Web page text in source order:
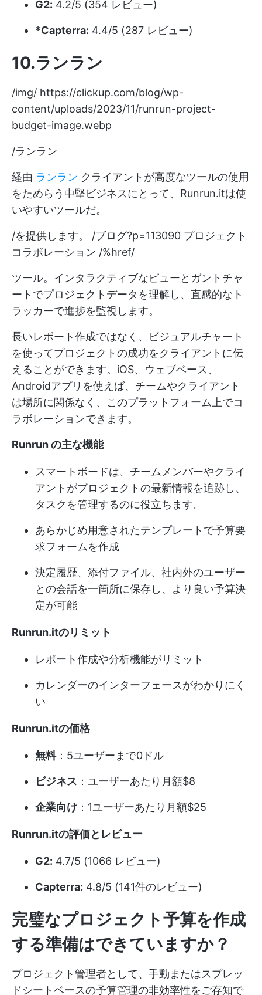
G2: 4.2/5 (354 レビュー)
*Capterra: 4.4/5 (287 レビュー)
10.ランラン
/img/ https://clickup.com/blog/wp-
content/uploads/2023/11/runrun-project-
budget-image.webp
/ランラン
経由 ランラン クライアントが高度なツールの使用
をためらう中堅ビジネスにとって、Runrun.itは使
いやすいツールだ。
/を提供します。 /ブログ?p=113090 プロジェクト
コラボレーション /%href/
ツール。インタラクティブなビューとガントチャ
ートでプロジェクトデータを理解し、直感的なト
ラッカーで進捗を監視します。
長いレポート作成ではなく、ビジュアルチャート
を使ってプロジェクトの成功をクライアントに伝
えることができます。iOS、ウェブベース、
Androidアプリを使えば、チームやクライアント
は場所に関係なく、このプラットフォーム上でコ
ラボレーションできます。
Runrun の主な機能
スマートボードは、チームメンバーやクライ
アントがプロジェクトの最新情報を追跡し、
タスクを管理するのに役立ちます。
あらかじめ用意されたテンプレートで予算要
求フォームを作成
決定履歴、添付ファイル、社内外のユーザー
との会話を一箇所に保存し、より良い予算決
定が可能
Runrun.itのリミット
レポート作成や分析機能がリミット
カレンダーのインターフェースがわかりにく
い
Runrun.itの価格
無料：5ユーザーまで0ドル
ビジネス ：ユーザーあたり月額$8
企業向け ：1ユーザーあたり月額$25
Runrun.itの評価とレビュー
G2: 4.7/5 (1066 レビュー)
Capterra: 4.8/5 (141件のレビュー)
完璧なプロジェクト予算を作成
する準備はできていますか？
プロジェクト管理者として、手動またはスプレッ
ドシートベースの予算管理の非効率性をご存知で